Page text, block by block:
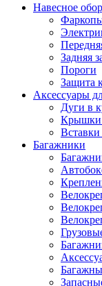
Навесное
Задняя
Пороги
Защита
Аксессуары
Дуги в
Крышки
Багажники